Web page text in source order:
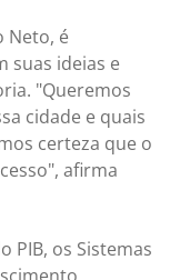
Neto, é
suas ideias e
"Queremos
cidade e quais
certeza que o
afirma
PIB, os Sistemas